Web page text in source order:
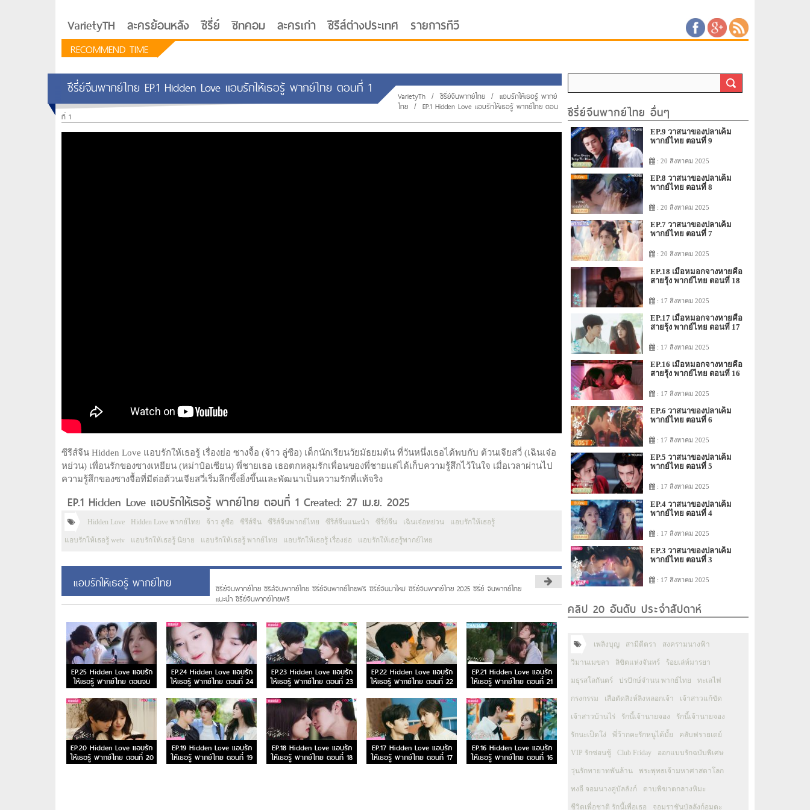
VarietyTH ละครย้อนหลัง ซีรี่ย์ ซิทคอม ละครเก่า ซีรีส์ต่างประเทศ รายการทีวี
RECOMMEND TIME
รักอยู่ประตูถัดไป
ซีรี่ย์จีนพากย์ไทย EP.1 Hidden Love แอบรักให้เธอรู้ พากย์ไทย ตอนที่ 1 VarietyTh / ซีรี่ย์จีนพากย์ไทย / แอบรักให้เธอรู้ พากย์
ไทย / EP.1 Hidden Love แอบรักให้เธอรู้ พากย์ไทย ตอน
ที่ 1
ซีรีส์จีน Hidden Love แอบรักให้เธอรู้ เรื่องย่อ ซางจื้อ (จ้าว ลู่ซือ) เด็กนักเรียนวัยมัธยมต้น ที่วันหนึ่งเธอได้พบกับ ต้วนเจียสวี่ (เฉินเจ๋อ
หย่วน) เพื่อนรักของซางเหยียน (หม่าป๋อเซียน) พี่ชายเธอ เธอตกหลุมรักเพื่อนของพี่ชายแต่ได้เก็บความรู้สึกไว้ในใจ เมื่อเวลาผ่านไป
ความรู้สึกของซางจื้อที่มีต่อต้วนเจียสวี่เริ่มลึกซึ้งยิ่งขึ้นและพัฒนาเป็นความรักที่แท้จริง
EP.1 Hidden Love แอบรักให้เธอรู้ พากย์ไทย ตอนที่ 1 Created: 27 เม.ย. 2025
Hidden Love Hidden Love พากย์ไทย จ้าว ลู่ซือ ซีรีส์จีน ซีรีส์จีนพากย์ไทย ซีรีส์จีนแนะนำ ซีรี่ย์จีน เฉินเจ๋อหย่วน แอบรักให้เธอรู้
แอบรักให้เธอรู้ wetv แอบรักให้เธอรู้ นิยาย แอบรักให้เธอรู้ พากย์ไทย แอบรักให้เธอรู้ เรื่องย่อ แอบรักให้เธอรู้พากย์ไทย
แอบรักให้เธอรู้ พากย์ไทย
ซีรี่ย์จีนพากย์ไทย ซีรีส์จีนพากย์ไทย ซีรี่ย์จีนพากย์ไทยฟรี ซีรี่ย์จีนมาใหม่ ซีรี่ย์จีนพากย์ไทย 2025 ซีรี่ย์ จีนพากย์ไทย
แนะนํา ซีรี่ย์จีนพากย์ไทยฟรี
EP.25 Hidden Love แอบรัก
ให้เธอรู้ พากย์ไทย ตอนจบ
EP.24 Hidden Love แอบรัก
ให้เธอรู้ พากย์ไทย ตอนที่ 24
EP.23 Hidden Love แอบรัก
ให้เธอรู้ พากย์ไทย ตอนที่ 23
EP.22 Hidden Love แอบรัก
ให้เธอรู้ พากย์ไทย ตอนที่ 22
EP.21 Hidden Love แอบรัก
ให้เธอรู้ พากย์ไทย ตอนที่ 21
EP.20 Hidden Love แอบรัก
ให้เธอรู้ พากย์ไทย ตอนที่ 20
EP.19 Hidden Love แอบรัก
ให้เธอรู้ พากย์ไทย ตอนที่ 19
EP.18 Hidden Love แอบรัก
ให้เธอรู้ พากย์ไทย ตอนที่ 18
EP.17 Hidden Love แอบรัก
ให้เธอรู้ พากย์ไทย ตอนที่ 17
EP.16 Hidden Love แอบรัก
ให้เธอรู้ พากย์ไทย ตอนที่ 16
ซีรี่ย์จีนพากย์ไทย อื่นๆ
EP.9 วาสนาของปลาเค็ม
พากย์ไทย ตอนที่ 9
: 20 สิงหาคม 2025
EP.8 วาสนาของปลาเค็ม
พากย์ไทย ตอนที่ 8
: 20 สิงหาคม 2025
EP.7 วาสนาของปลาเค็ม
พากย์ไทย ตอนที่ 7
: 20 สิงหาคม 2025
EP.18 เมื่อหมอกจางหายคือ
สายรุ้ง พากย์ไทย ตอนที่ 18
: 17 สิงหาคม 2025
EP.17 เมื่อหมอกจางหายคือ
สายรุ้ง พากย์ไทย ตอนที่ 17
: 17 สิงหาคม 2025
EP.16 เมื่อหมอกจางหายคือ
สายรุ้ง พากย์ไทย ตอนที่ 16
: 17 สิงหาคม 2025
EP.6 วาสนาของปลาเค็ม
พากย์ไทย ตอนที่ 6
: 17 สิงหาคม 2025
EP.5 วาสนาของปลาเค็ม
พากย์ไทย ตอนที่ 5
: 17 สิงหาคม 2025
EP.4 วาสนาของปลาเค็ม
พากย์ไทย ตอนที่ 4
: 17 สิงหาคม 2025
EP.3 วาสนาของปลาเค็ม
พากย์ไทย ตอนที่ 3
: 17 สิงหาคม 2025
คลิป 20 อันดับ ประจำสัปดาห์
เพลิงบุญ สามีตีตรา สงครามนางฟ้า
วิมานเมขลา ลิขิตแห่งจันทร์ ร้อยเล่ห์มารยา
มธุรสโลกันตร์ ปรปักษ์จำนน พากย์ไทย ทะเลไฟ
กรงกรรม เสือตัดสิงห์ลิงหลอกเจ้า เจ้าสาวแก้ขัด
เจ้าสาวบ้านไร่ รักนี้เจ้านายจอง รักนี้เจ้านายจอง
รักนะเป็ดโง่ พี่ว้ากคะรักหนูได้มั้ย คลับฟรายเดย์
VIP รักซ่อนชู้ Club Friday ออกแบบรักฉบับพิเศษ
วุ่นรักทายาทพันล้าน พระพุทธเจ้ามหาศาสดาโลก
ทงอี จอมนางคู่บัลลังก์ ดาบพิฆาตกลางหิมะ
ชีวิตเพื่อชาติ รักนี้เพื่อเธอ จอมราชันบัลลังก์อมตะ